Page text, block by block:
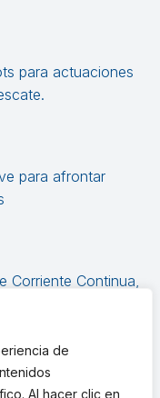
de
Al hacer clic en
para actuaciones
para afrontar
Corriente Continua,